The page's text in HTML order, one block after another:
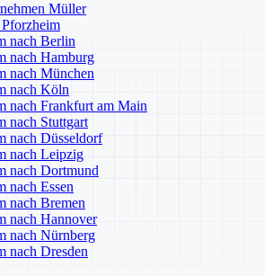
Müller
nach Berlin
nach Hamburg
nach München
nach Köln
nach Frankfurt am Main
nach Stuttgart
nach Düsseldorf
nach Leipzig
nach Dortmund
nach Essen
nach Bremen
nach Hannover
nach Nürnberg
nach Dresden